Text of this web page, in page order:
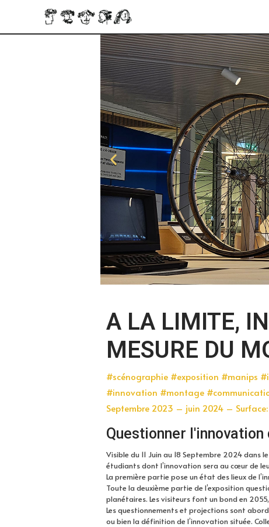
A LA LIMITE,
MESURE DU
#scénographie #exposition #manips
#innovation #montage
Septembre 2023 – juin 2024 –
Questionner
Visible du 11 Juin au 18 Septembre 2024
étudiants dont l’innovation sera au cœur de
La première partie pose un état des lieux de
Toute la deuxième partie de l’exposition
planétaires. Les visiteurs font un bond en
Les questionnements et projections sont
ou bien la définition de l’innovation située.